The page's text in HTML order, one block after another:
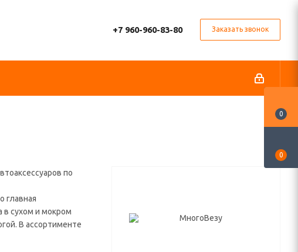
+7 960-960-83-80 Заказать звонок
по
главная
в сухом и мокром
В ассортименте
0
0